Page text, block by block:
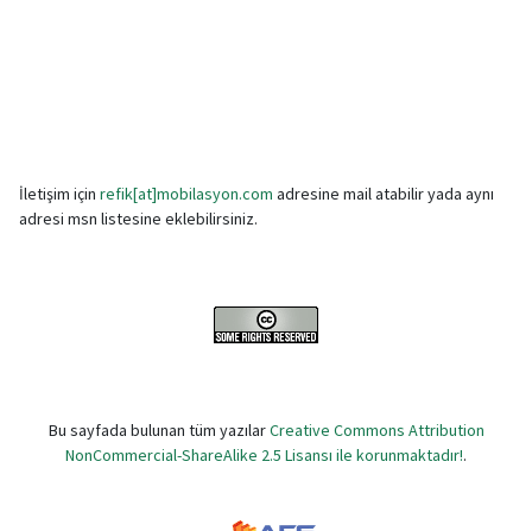
İletişim için refik[at]mobilasyon.com adresine mail atabilir yada aynı
adresi msn listesine eklebilirsiniz.
Bu sayfada bulunan tüm yazılarCreative Commons Attribution
NonCommercial-ShareAlike 2.5 Lisansı ile korunmaktadır!.